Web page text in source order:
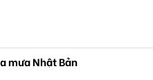
mưa Nhật Bản